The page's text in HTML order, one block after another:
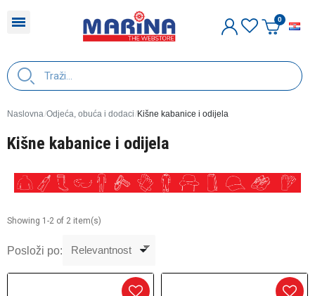
Naslovna Odjeća, obuća i dodaci Kišne kabanice i odijela
Kišne kabanice i odijela
Showing 1-2 of 2 item(s)
Posloži po: